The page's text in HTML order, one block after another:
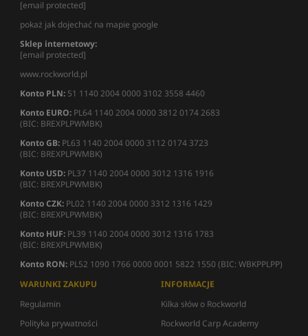
[email protected]
pokaż jak dojechać na mapie google
Sklep internetowy:
[email protected]
www.rockworld.pl
Konto PLN: 51 1140 2004 0000 3102 3558 4460
Konto EURO: PL64 1140 2004 0000 3812 0174 2683
(BIC: BREXPLPWMBK)
Konto GB: PL63 1140 2004 0000 3112 0174 3723
(BIC: BREXPLPWMBK)
Konto USD: PL37 1140 2004 0000 3012 1316 1916
(BIC: BREXPLPWMBK)
Konto CZK: PL02 1140 2004 0000 3312 1316 1429
(BIC: BREXPLPWMBK)
Konto HUF: PL39 1140 2004 0000 3012 1316 1783
(BIC: BREXPLPWMBK)
Konto RON: PL52 1090 1766 0000 0001 5822 1550 (BIC: WBKPPLPP)
WARUNKI ZAKUPU
Regulamin
Polityka prywatności
INFORMACJE
Kilka słów o Rockworld
Rockworld Carp Academy